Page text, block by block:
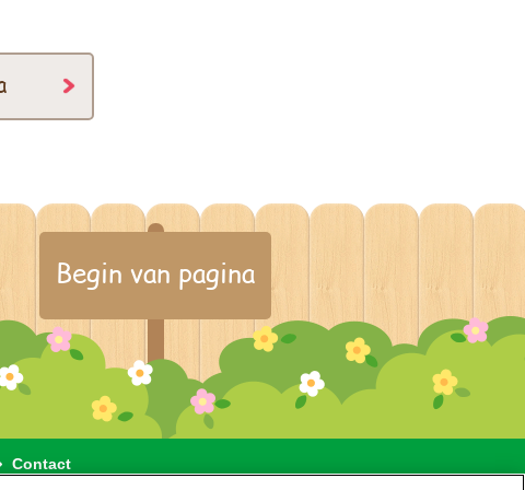
Begin van pagina
Contact